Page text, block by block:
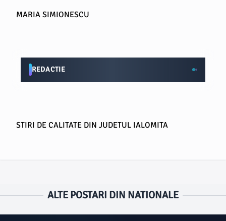
MARIA SIMIONESCU
REDACTIE
STIRI DE CALITATE DIN JUDETUL IALOMITA
ALTE POSTARI DIN NATIONALE